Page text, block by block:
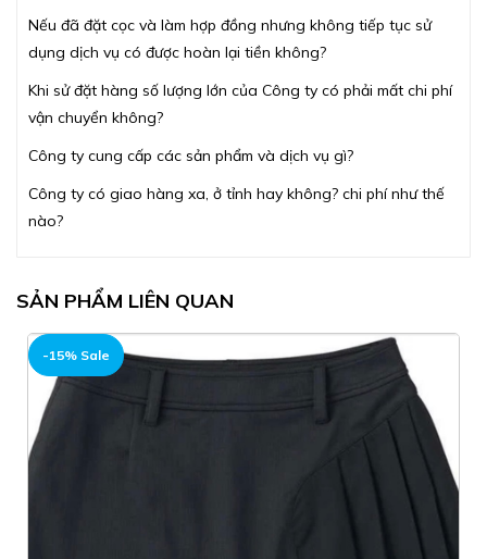
Nếu đã đặt cọc và làm hợp đồng nhưng không tiếp tục sử
dụng dịch vụ có được hoàn lại tiền không?
Khi sử đặt hàng số lượng lớn của Công ty có phải mất chi phí
vận chuyển không?
Công ty cung cấp các sản phẩm và dịch vụ gì?
Công ty có giao hàng xa, ở tỉnh hay không? chi phí như thế
nào?
SẢN PHẨM LIÊN QUAN
-15% Sale